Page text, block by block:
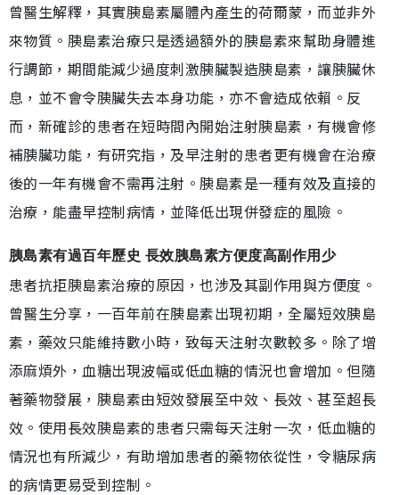
曾醫生解釋，其實胰島素屬體內產生的荷爾蒙，而並非外
來物質。胰島素治療只是透過額外的胰島素來幫助身體進
行調節，期間能減少過度刺激胰臟製造胰島素，讓胰臟休
息，並不會令胰臟失去本身功能，亦不會造成依賴。反
而，新確診的患者在短時間內開始注射胰島素，有機會修
補胰臟功能，有研究指，及早注射的患者更有機會在治療
後的一年有機會不需再注射。胰島素是一種有效及直接的
治療，能盡早控制病情，並降低出現併發症的風險。
胰島素有過百年歷史 長效胰島素方便度高副作用少
患者抗拒胰島素治療的原因，也涉及其副作用與方便度。
曾醫生分享，一百年前在胰島素出現初期，全屬短效胰島
素，藥效只能維持數小時，致每天注射次數較多。除了增
添麻煩外，血糖出現波幅或低血糖的情況也會增加。但隨
著藥物發展，胰島素由短效發展至中效、長效、甚至超長
效。使用長效胰島素的患者只需每天注射一次，低血糖的
情況也有所減少，有助增加患者的藥物依從性，令糖尿病
的病情更易受到控制。